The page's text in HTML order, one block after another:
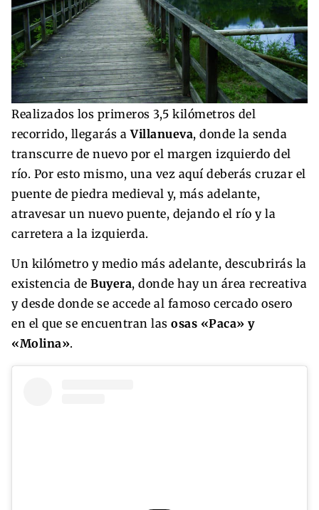
Realizados los primeros 3,5 kilómetros del
recorrido, llegarás aVillanueva, donde la senda
transcurre de nuevo por el margen izquierdo del
río. Por esto mismo, una vez aquí deberás cruzar el
puente de piedra medieval y, más adelante,
atravesar un nuevo puente, dejando el río y la
carretera a la izquierda.
Un kilómetro y medio más adelante, descubrirás la
existencia de Buyera, donde hay un área recreativa
y desde donde se accede al famoso cercado osero
en el que se encuentran las osas «Paca» y
«Molina».